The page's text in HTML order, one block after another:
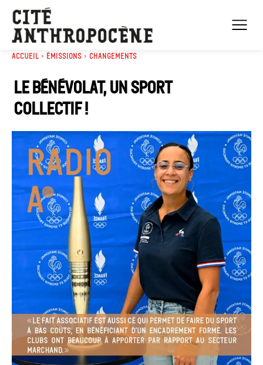
Accueil Émissions Changements
Le bénévolat, un sport
collectif !